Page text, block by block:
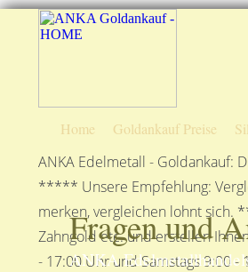
Home Goldankauf Preise
ANKA Edelmetall - Goldankauf:
***** Unsere Empfehlung:
merken, vergleichen lohnt sich.
Zahngold etc. und erstellen
- 17:00 Uhr und Samstags 9:00
Fragen und
ANKA